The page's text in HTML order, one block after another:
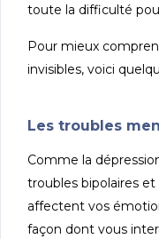
toute la difficulté
Pour mieux
invisibles, voici
Les troubles
Comme la
troubles bipolaires
affectent vos
façon dont vous